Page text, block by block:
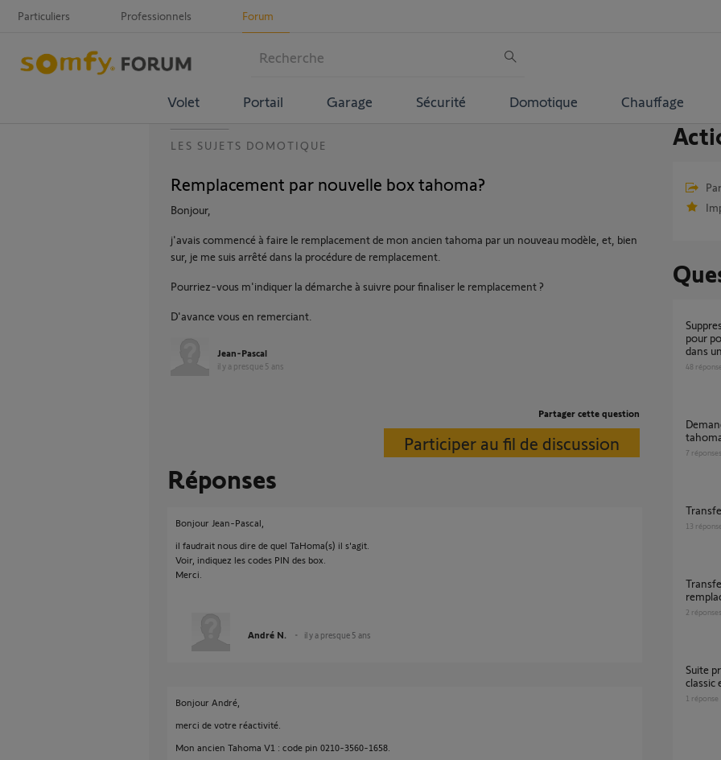
Particuliers Professionnels Forum
Volet Portail Garage Sécurité Domotique Chauffage
LES SUJETS DOMOTIQUE
Remplacement par nouvelle box tahoma?
Bonjour,
j'avais commencé à faire le remplacement de mon ancien tahoma par un nouveau modèle, et, bien
sur, je me suis arrêté dans la procédure de remplacement.
Pourriez-vous m'indiquer la démarche à suivre pour finaliser le remplacement ?
D'avance vous en remerciant.
Jean-Pascal
il y a presque 5 ans
Partager cette question
Participer au fil de discussion
Réponses
Bonjour Jean-Pascal,
il faudrait nous dire de quel TaHoma(s) il s'agit.
Voir, indiquez les codes PIN des box.
Merci.
André N. il y a presque 5 ans
Bonjour André,
merci de votre réactivité.
Mon ancien Tahoma V1 : code pin 0210-3560-1658.
Suppression d'une ancien box TAHOMA V2
pour
dans
48
Demande transfert clé IO tahoma Box vers
7 réponses
13
Transfert entre Tahomas Switch suite
2 réponses
Suite probléme entre application TAHOMA
classic
1 réponse